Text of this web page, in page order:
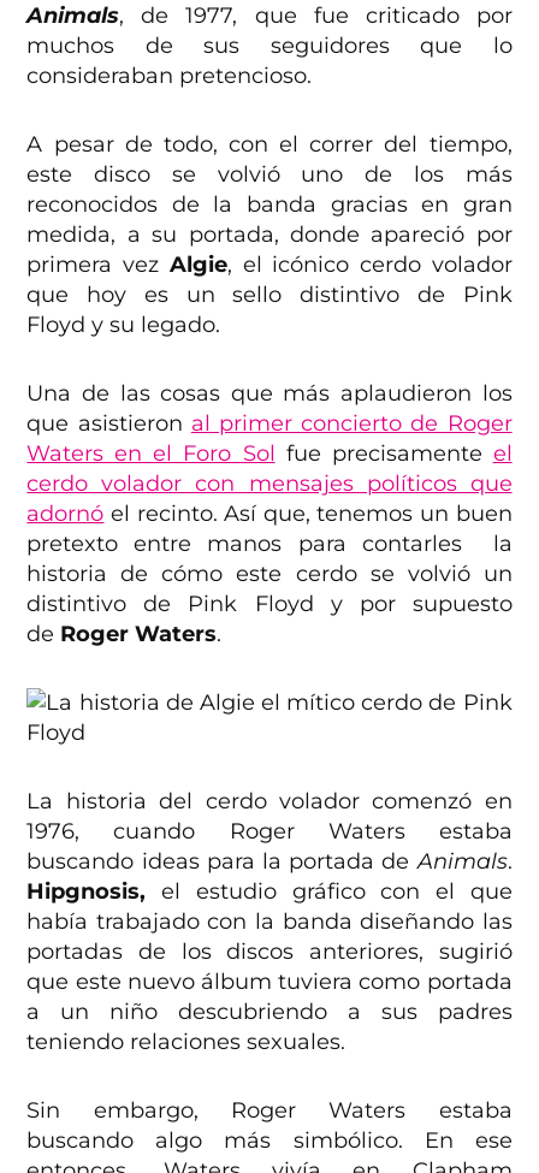
Animals, de 1977, que fue criticado por
muchos de sus seguidores que lo
consideraban pretencioso.
A pesar de todo, con el correr del tiempo,
este disco se volvió uno de los más
reconocidos de la banda gracias en gran
medida, a su portada, donde apareció por
primera vez Algie, el icónico cerdo volador
que hoy es un sello distintivo de Pink
Floyd y su legado.
Una de las cosas que más aplaudieron los
que asistieron al primer concierto de Roger
Waters en el Foro Sol fue precisamente el
cerdo volador con mensajes políticos que
adornó el recinto. Así que, tenemos un buen
pretexto entre manos para contarles la
historia de cómo este cerdo se volvió un
distintivo de Pink Floyd y por supuesto
de Roger Waters.
La historia del cerdo volador comenzó en
1976, cuando Roger Waters estaba
buscando ideas para la portada deAnimals.
Hipgnosis, el estudio gráfico con el que
había trabajado con la banda diseñando las
portadas de los discos anteriores, sugirió
que este nuevo álbum tuviera como portada
a un niño descubriendo a sus padres
teniendo relaciones sexuales.
Sin embargo, Roger Waters estaba
buscando algo más simbólico. En ese